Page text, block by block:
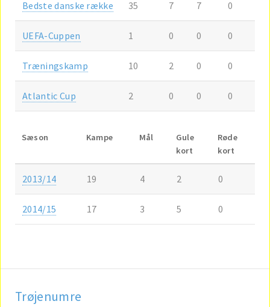
Bedste danske række 35 7 7 0
UEFA-Cuppen 1 0 0 0
Træningskamp 10 2 0 0
Atlantic Cup 2 0 0 0
Sæson Kampe Mål
Gule
kort
Røde
kort
2013/14 19 4 2 0
2014/15 17 3 5 0
Trøjenumre